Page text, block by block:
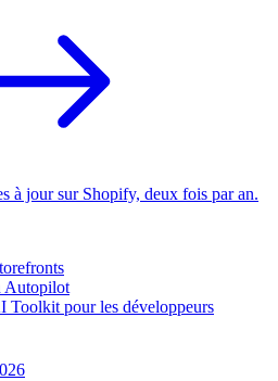
à jour sur Shopify, deux fois par an.
Autopilot
Toolkit pour les développeurs